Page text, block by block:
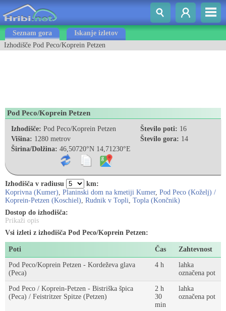
Seznam gora
Iskanje izletov
Izhodišče Pod Peco/Koprein Petzen
Pod Peco/Koprein Petzen
Izhodišče: Pod Peco/Koprein Petzen
Višina: 1280 metrov
Širina/Dolžina: 46,50720°N 14,71230°E
Število poti: 16
Število gora: 14
Izhodišča v radiusu
km:
Koprivna (Kumer), Planinski dom na kmetiji Kumer, Pod Peco (Koželj) /
Koprein-Petzen (Koschiel), Rudnik v Topli, Topla (Končnik)
Dostop do izhodišča:
Prikaži opis
Vsi izleti z izhodišča Pod Peco/Koprein Petzen:
Poti Čas Zahtevnost
Pod Peco/Koprein Petzen - Kordeževa glava
(Peca)
4 h
lahka
označena pot
Pod Peco / Koprein-Petzen - Bistriška špica
(Peca) / Feistritzer Spitze (Petzen)
2 h
30
min
lahka
označena pot